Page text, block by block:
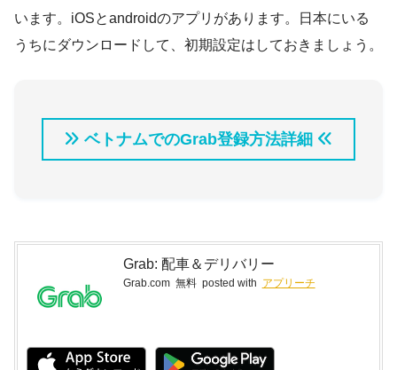
います。iOSとandroidのアプリがあります。日本にいる
うちにダウンロードして、初期設定はしておきましょう。
ベトナムでのGrab登録方法詳細
Grab: 配車＆デリバリー
Grab.com 無料 posted with アプリーチ